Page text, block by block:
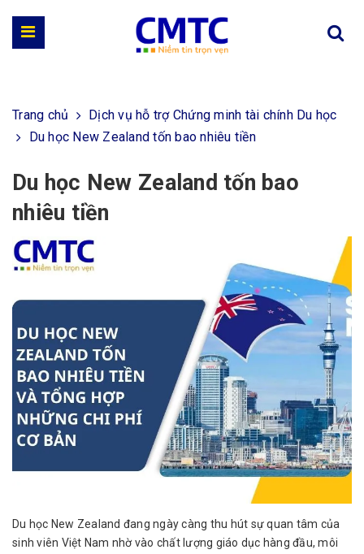
Trang chủ
Dịch vụ hỗ trợ Chứng minh tài chính Du học
Du học New Zealand tốn bao nhiêu tiền
Du học New Zealand tốn bao
nhiêu tiền
Du học New Zealand đang ngày càng thu hút sự quan tâm của
sinh viên Việt Nam nhờ vào chất lượng giáo dục hàng đầu, môi